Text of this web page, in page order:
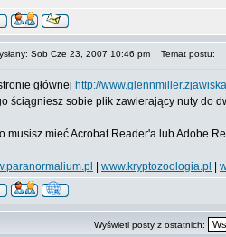
Sob Cze 23, 2007 10:46 pm Temat postu:
głównej http://
ściągniesz sobie plik zawierający nuty do
musisz mieć Acrobat Reader'a lub Adobe
www.kryptozoologia.pl
Wyświetl posty z ostatnich: